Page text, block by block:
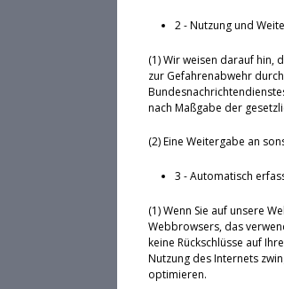
2 - Nutzung und
(1) Wir weisen darauf hin,
zur Gefahrenabwehr
nach Maßgabe der
(2) Eine Weitergabe an
3 - Automatisch
(1) Wenn Sie auf unsere
Webbrowsers, das
keine Rückschlüsse auf
Nutzung des Internets
optimieren.